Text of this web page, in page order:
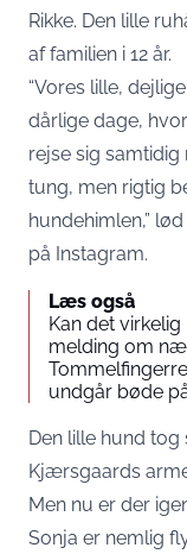
Rikke. Den lille
af familien i 12 år.
“Vores lille,
dårlige dage,
rejse sig
tung, men rigtig
hundehimlen,”
på Instagram.
Læs også
Kan det
melding om
undgår bøde
Den lille hund tog
Kjærsgaards
Men nu er der
Sonja er nemlig